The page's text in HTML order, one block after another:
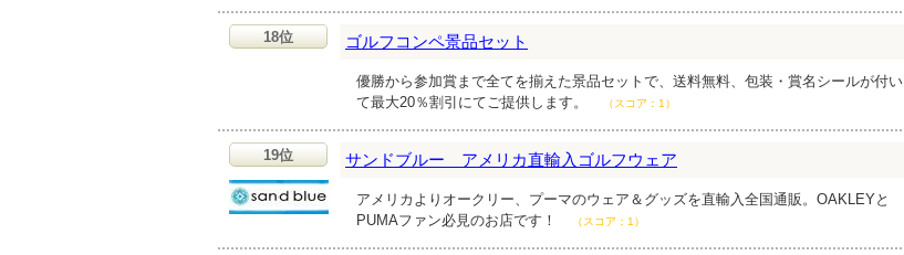
18位 ゴルフコンペ景品セット
優勝から参加賞まで全てを揃えた景品セットで、送料無料、包装・賞名シールが付い
て最大20％割引にてご提供します。
（スコア：1）
19位 サンドブルー アメリカ直輸入ゴルフウェア
アメリカよりオークリー、プーマのウェア＆グッズを直輸入全国通販。OAKLEYと
PUMAファン必見のお店です！
（スコア：1）